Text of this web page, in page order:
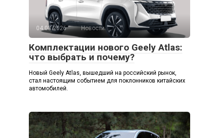
04.03.2026 Новости
Комплектации нового Geely Atlas:
что выбрать и почему?
Новый Geely Atlas, вышедший на российский рынок,
стал настоящим событием для поклонников китайских
автомобилей.